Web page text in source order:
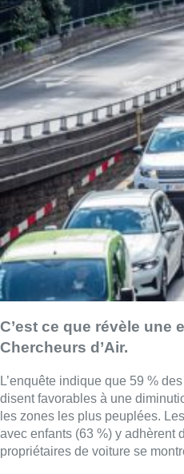
C’est ce que révèle une
Chercheurs d’Air.
L’enquête indique que 59 %
disent favorables à une
les zones les plus peuplées.
avec enfants (63 %) y adhèrent
propriétaires de voiture se